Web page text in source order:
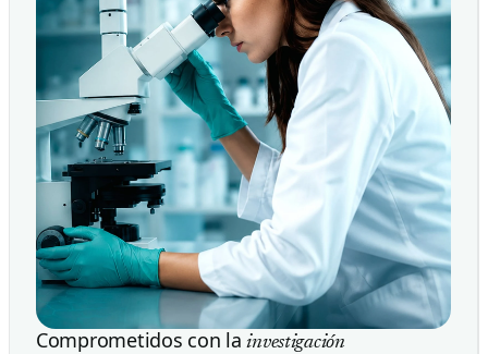
Comprometidos con la investigación